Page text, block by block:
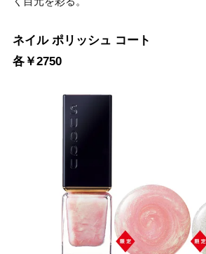
ネイル ポリッシュ コート
各￥2750